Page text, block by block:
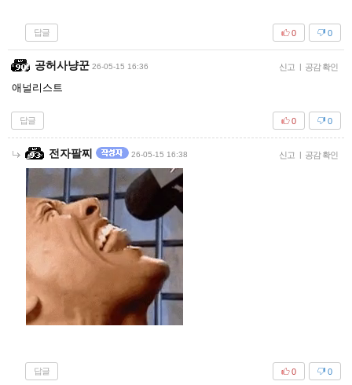
답글 0
0
공허사냥꾼 26-05-15 16:36 신고 | 공감 확인
애널리스트
답글 0
0
전자팔찌 26-05-15 16:38 신고 | 공감 확인
답글 0
0